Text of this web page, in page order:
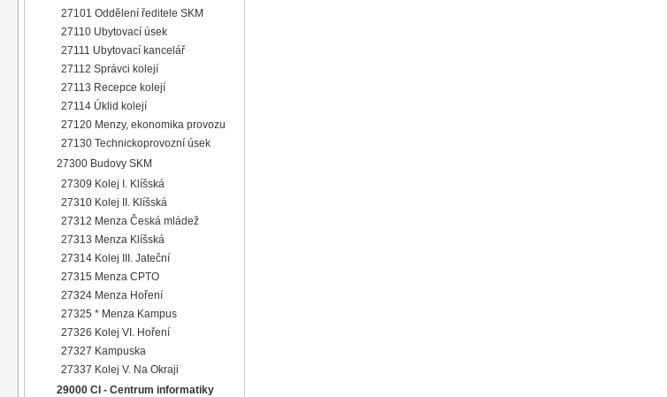
27101 Oddělení ředitele SKM
27110 Ubytovací úsek
27111 Ubytovací kancelář
27112 Správci kolejí
27113 Recepce kolejí
27114 Úklid kolejí
27120 Menzy, ekonomika provozu
27130 Technickoprovozní úsek
27300 Budovy SKM
27309 Kolej I. Klíšská
27310 Kolej II. Klíšská
27312 Menza Česká mládež
27313 Menza Klíšská
27314 Kolej III. Jateční
27315 Menza CPTO
27324 Menza Hoření
27325 * Menza Kampus
27326 Kolej VI. Hoření
27327 Kampuska
27337 Kolej V. Na Okraji
29000 CI - Centrum informatiky